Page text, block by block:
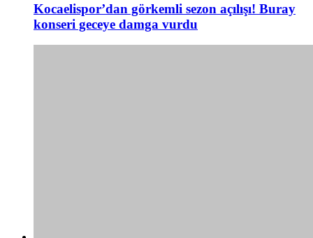
Kocaelispor’dan görkemli sezon açılışı! Buray
konseri geceye damga vurdu